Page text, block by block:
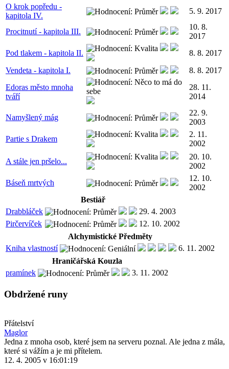
O krok popředu -
kapitola IV.
5. 9. 2017
Procitnutí - kapitola III.
10. 8.
2017
Pod tlakem - kapitola II.
8. 8. 2017
Vendeta - kapitola I.
8. 8. 2017
Edoras město mnoha
tváří
28. 11.
2014
Namyšlený mág
22. 9.
2003
Partie s Drakem
2. 11.
2002
A stále jen pršelo...
20. 10.
2002
Báseň mrtvých
12. 10.
2002
Bestiář
Drabbláček
29. 4. 2003
Pirčervíček
12. 10. 2002
Alchymistické Předměty
Kniha vlastností
6. 11. 2002
Hraničářská Kouzla
pramínek
3. 11. 2002
Obdržené runy
Přátelství
Maglor
Jedna z mnoha osob, které jsem na serveru poznal. Ale jedna z mála,
které si vážím a je mi přítelem.
12. 4. 2005 v 16:01:19